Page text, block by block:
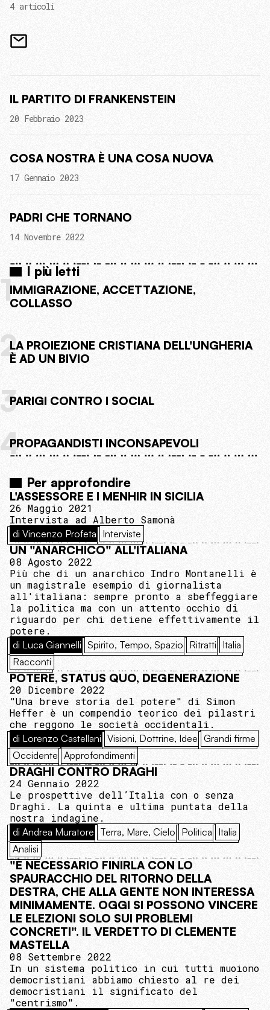
4 articoli
IL PARTITO DI FRANKENSTEIN
20 Febbraio 2023
COSA NOSTRA È UNA COSA NUOVA
17 Gennaio 2023
PADRI CHE TORNANO
14 Novembre 2022
I più letti
1IMMIGRAZIONE, ACCETTAZIONE,
COLLASSO
2LA PROIEZIONE CRISTIANA DELL'UNGHERIA
È AD UN BIVIO
3PARIGI CONTRO I SOCIAL
4PROPAGANDISTI INCONSAPEVOLI
Per approfondire
L'ASSESSORE E I MENHIR IN SICILIA
26 Maggio 2021
Intervista ad Alberto Samonà
di Vincenzo Profeta Interviste
UN "ANARCHICO" ALL'ITALIANA
08 Agosto 2022
Più che di un anarchico Indro Montanelli è
un magistrale esempio di giornalista
all'italiana: sempre pronto a sbeffeggiare
la politica ma con un attento occhio di
riguardo per chi detiene effettivamente il
potere.
di Luca Giannelli Spirito, Tempo, Spazio Ritratti Italia
Racconti
POTERE, STATUS QUO, DEGENERAZIONE
20 Dicembre 2022
"Una breve storia del potere" di Simon
Heffer è un compendio teorico dei pilastri
che reggono le società occidentali.
di Lorenzo Castellani Visioni, Dottrine, Idee Grandi firme
Occidente Approfondimenti
DRAGHI CONTRO DRAGHI
24 Gennaio 2022
Le prospettive dell’Italia con o senza
Draghi. La quinta e ultima puntata della
nostra indagine.
di Andrea Muratore Terra, Mare, Cielo Politica Italia
Analisi
"È NECESSARIO FINIRLA CON LO
SPAURACCHIO DEL RITORNO DELLA
DESTRA, CHE ALLA GENTE NON INTERESSA
MINIMAMENTE. OGGI SI POSSONO VINCERE
LE ELEZIONI SOLO SUI PROBLEMI
CONCRETI". IL VERDETTO DI CLEMENTE
MASTELLA
08 Settembre 2022
In un sistema politico in cui tutti muoiono
democristiani abbiamo chiesto al re dei
democristiani il significato del
"centrismo".